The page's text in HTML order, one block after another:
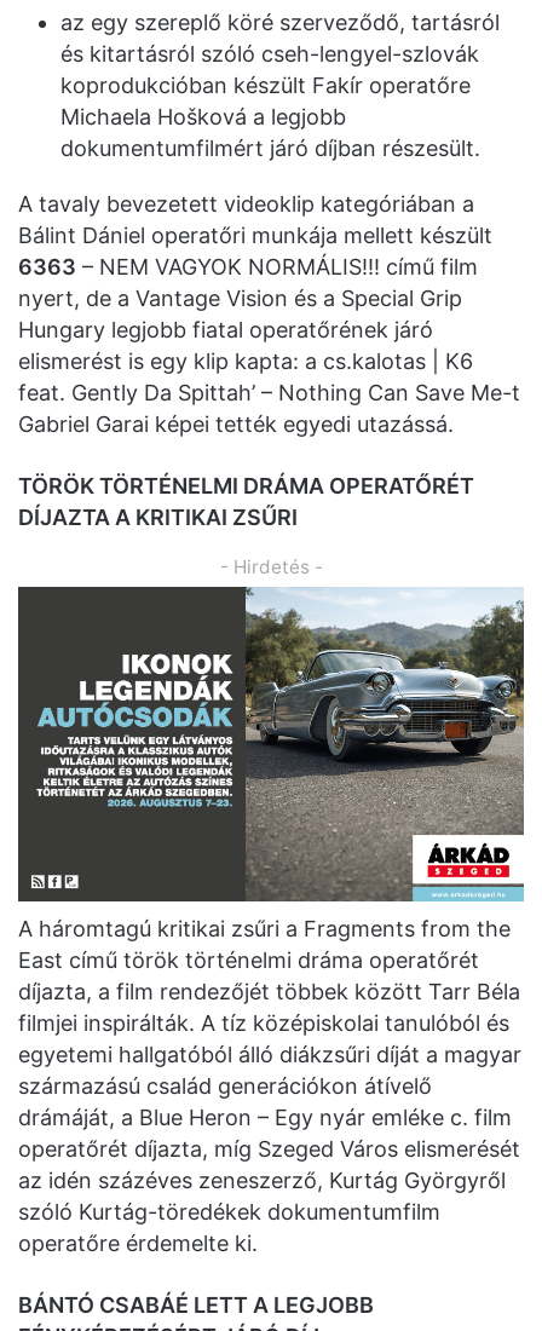
az egy szereplő köré szerveződő, tartásról
és kitartásról szóló cseh-lengyel-szlovák
koprodukcióban készült Fakír operatőre
Michaela Hošková a legjobb
dokumentumfilmért járó díjban részesült.
A tavaly bevezetett videoklip kategóriában a
Bálint Dániel operatőri munkája mellett készült
6363 – NEM VAGYOK NORMÁLIS!!! című film
nyert, de a Vantage Vision és a Special Grip
Hungary legjobb fiatal operatőrének járó
elismerést is egy klip kapta: a cs.kalotas | K6
feat. Gently Da Spittah’ – Nothing Can Save Me-t
Gabriel Garai képei tették egyedi utazássá.
TÖRÖK TÖRTÉNELMI DRÁMA OPERATŐRÉT
DÍJAZTA A KRITIKAI ZSŰRI
- Hirdetés -
A háromtagú kritikai zsűri a Fragments from the
East című török történelmi dráma operatőrét
díjazta, a film rendezőjét többek között Tarr Béla
filmjei inspirálták. A tíz középiskolai tanulóból és
egyetemi hallgatóból álló diákzsűri díját a magyar
származású család generációkon átívelő
drámáját, a Blue Heron – Egy nyár emléke c. film
operatőrét díjazta, míg Szeged Város elismerését
az idén százéves zeneszerző, Kurtág Györgyről
szóló Kurtág-töredékek dokumentumfilm
operatőre érdemelte ki.
BÁNTÓ CSABÁÉ LETT A LEGJOBB